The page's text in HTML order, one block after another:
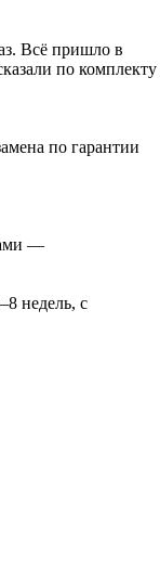
Всё пришло в
по комплекту
по гарантии
—
недель, с